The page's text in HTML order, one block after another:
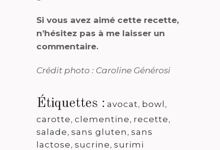
Si vous avez aimé cette recette,
n’hésitez pas à me laisser un
commentaire.
Crédit photo : Caroline Générosi
Étiquettes : avocat, bowl ,
carotte, clementine, recette,
salade, sans gluten , sans
lactose, sucrine, surimi